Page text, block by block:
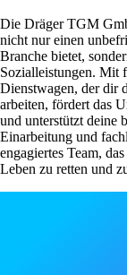
Die Dräger TGM
nicht nur einen
Branche bietet,
Sozialleistungen. Mit
Dienstwagen, der dir
arbeiten, fördert das
und unterstützt deine
Einarbeitung und
engagiertes Team,
Leben zu retten und